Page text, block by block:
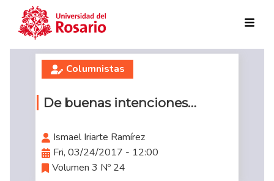
Skip to main content
Columnistas
De buenas intenciones…
Ismael Iriarte Ramírez
Fri, 03/24/2017 - 12:00
Volumen 3 Nº 24